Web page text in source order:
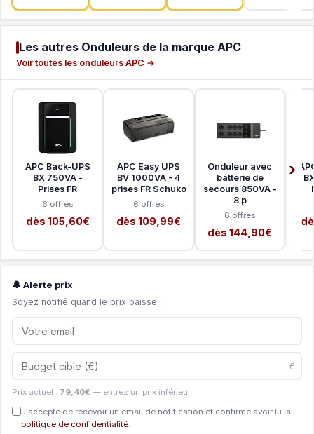
Les autres Onduleurs de la marque APC
Voir toutes les onduleurs APC →
APC Back-UPS
BX 750VA -
Prises FR
6 offres
dès 105,60€
APC Easy UPS
BV 1000VA - 4
prises FR Schuko
6 offres
dès 109,99€
Onduleur avec
batterie de
secours 850VA -
8 p
6 offres
dès 144,90€
🔔 Alerte prix
Soyez notifié quand le prix baisse :
€
Prix actuel : 79,40€ — entrez un prix inférieur
J'accepte de recevoir un email de notification et confirme avoir lu la
politique de confidentialité.